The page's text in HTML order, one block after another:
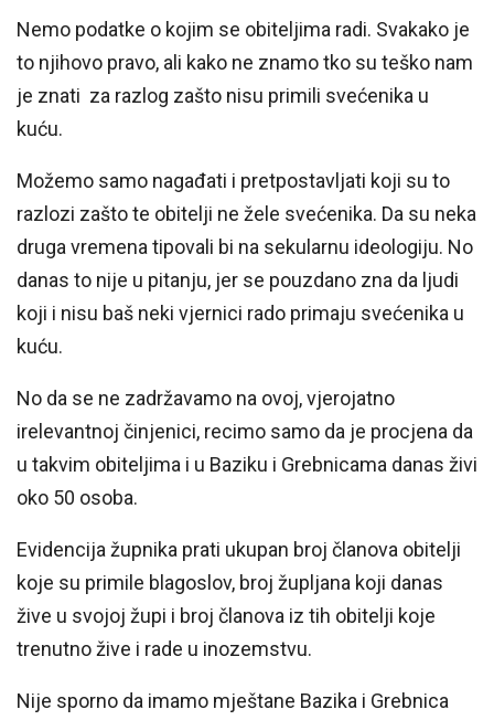
Nemo podatke o kojim se obiteljima radi. Svakako je
to njihovo pravo, ali kako ne znamo tko su teško nam
je znati za razlog zašto nisu primili svećenika u
kuću.
Možemo samo nagađati i pretpostavljati koji su to
razlozi zašto te obitelji ne žele svećenika. Da su neka
druga vremena tipovali bi na sekularnu ideologiju. No
danas to nije u pitanju, jer se pouzdano zna da ljudi
koji i nisu baš neki vjernici rado primaju svećenika u
kuću.
No da se ne zadržavamo na ovoj, vjerojatno
irelevantnoj činjenici, recimo samo da je procjena da
u takvim obiteljima i u Baziku i Grebnicama danas živi
oko 50 osoba.
Evidencija župnika prati ukupan broj članova obitelji
koje su primile blagoslov, broj župljana koji danas
žive u svojoj župi i broj članova iz tih obitelji koje
trenutno žive i rade u inozemstvu.
Nije sporno da imamo mještane Bazika i Grebnica